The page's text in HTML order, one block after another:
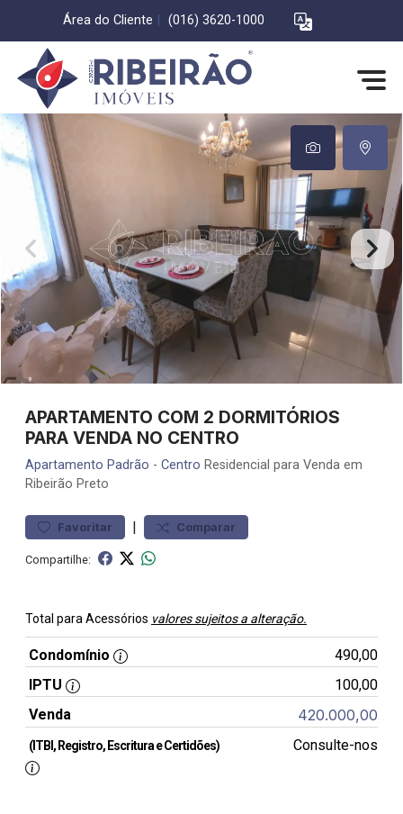
Área do Cliente (016) 3620-1000
APARTAMENTO COM 2 DORMITÓRIOS
PARA VENDA NO CENTRO
Apartamento Padrão - Centro Residencial para Venda em
Ribeirão Preto
Favoritar | Comparar
Compartilhe:
Total para Acessórios valores sujeitos a alteração.
Condomínio
490,00
IPTU
100,00
Venda
420.000,00
(ITBI, Registro, Escritura e Certidões) Consulte-nos